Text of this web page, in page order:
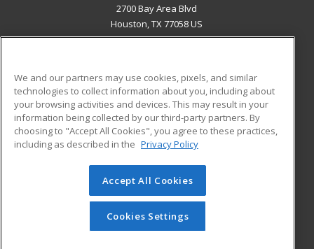
2700 Bay Area Blvd
Houston, TX 77058 US
ADDITIONAL RESOURCES
Military
Financial Assistance
Help
Student Blog
© 2026 ed2go, a division of Cengage Learning. All rights
reserved. The material on this site cannot be reproduced or
redistributed unless you have obtained prior written
permission from Cengage Learning.Privacy Policy
We and our partners may use cookies, pixels, and similar
technologies to collect information about you, including about
your browsing activities and devices. This may result in your
information being collected by our third-party partners. By
choosing to "Accept All Cookies", you agree to these practices,
including as described in the Privacy Policy
Accept All Cookies
Cookies Settings